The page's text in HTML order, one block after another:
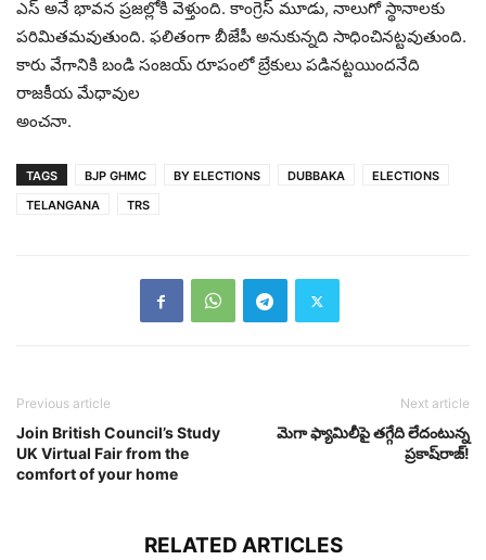
ఎస్ అనే భావ‌న ప్ర‌జ‌ల్లోకి వెళ్తుంది. కాంగ్రెస్ మూడు, నాలుగో స్థానాల‌కు
ప‌రిమిత‌మ‌వుతుంది. ఫ‌లితంగా బీజేపీ అనుకున్న‌ది సాధించిన‌ట్ట‌వుతుంది.
కారు వేగానికి బండి సంజ‌య్ రూపంలో బ్రేకులు ప‌డిన‌ట్ట‌యింద‌నేది
రాజ‌కీయ మేధావుల
అంచ‌నా.
TAGS BJP GHMC BY ELECTIONS DUBBAKA
ELECTIONS
TELANGANA
TRS
Previous article
Join British Council’s Study
UK Virtual Fair from the
comfort of your home
Next article
మెగా ఫ్యామిలీపై త‌గ్గేది లేదంటున్న
ప్ర‌కాష్‌రాజ్‌!
RELATED ARTICLES